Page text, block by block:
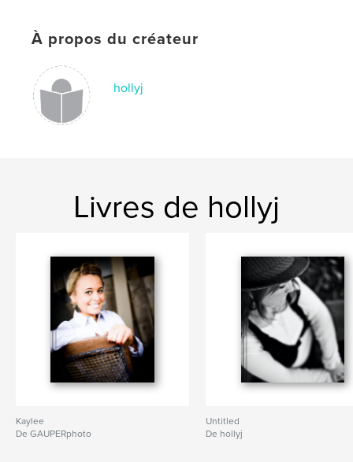
À propos du créateur
hollyj
Livres de hollyj
Kaylee
De GAUPERphoto
Untitled
De hollyj